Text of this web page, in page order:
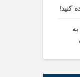
کنید!